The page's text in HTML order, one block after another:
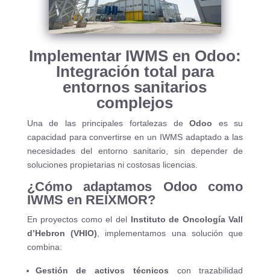
Implementar IWMS en Odoo:
Integración total para
entornos sanitarios
complejos
Una de las principales fortalezas deOdoo es su
capacidad para convertirse en un IWMS adaptado a las
necesidades del entorno sanitario, sin depender de
soluciones propietarias ni costosas licencias.
¿Cómo adaptamos Odoo como
IWMS en REIXMOR?
En proyectos como el del Instituto de Oncología Vall
d’Hebron (VHIO) , implementamos una solución que
combina:
Gestión de activos técnicos con trazabilidad